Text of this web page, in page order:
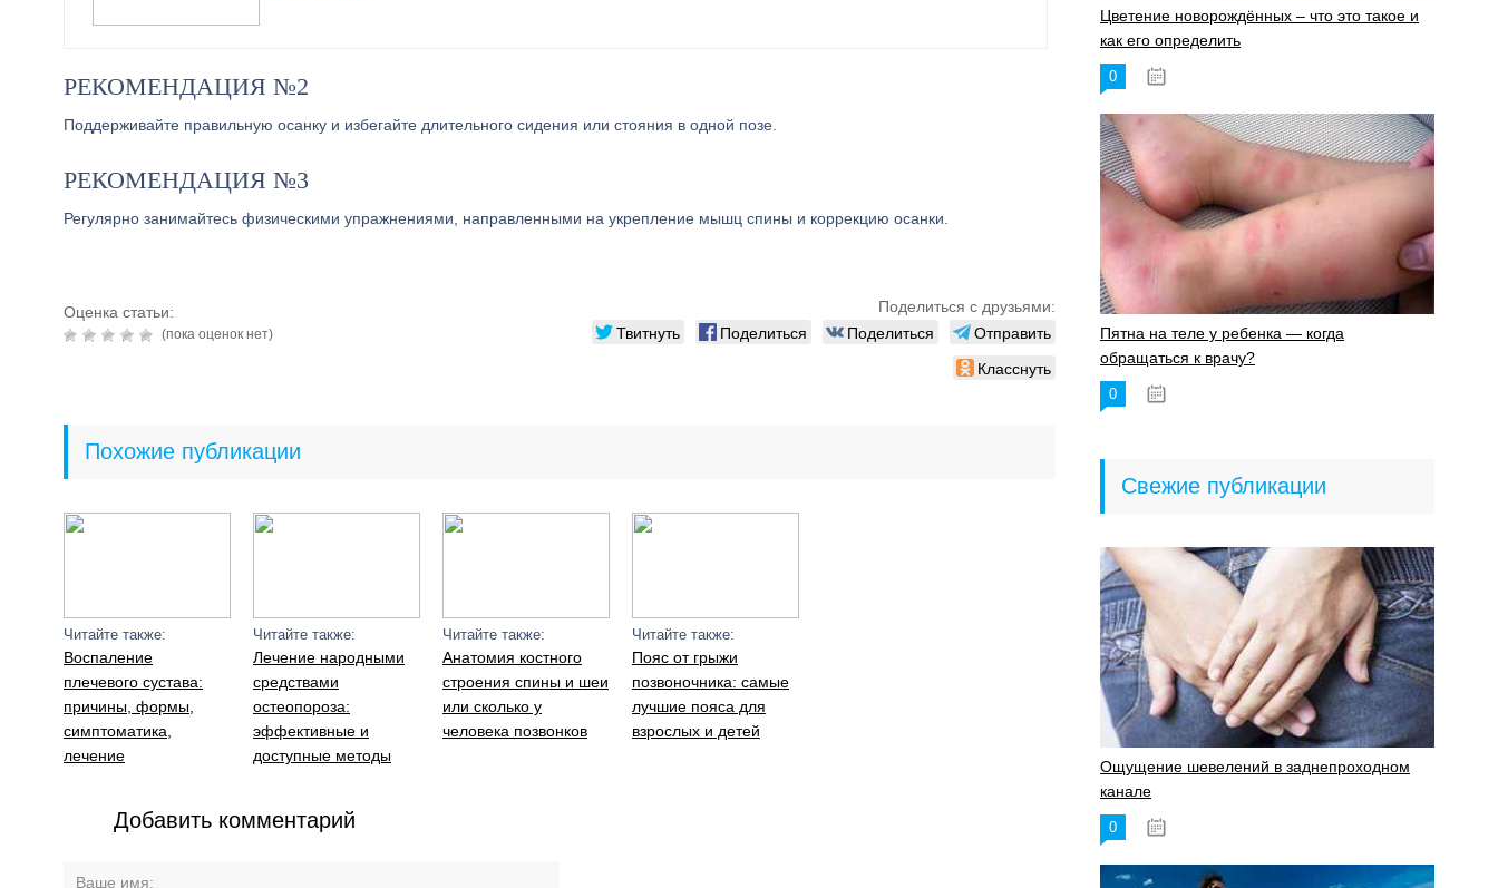
РЕКОМЕНДАЦИЯ №2
Поддерживайте правильную осанку и избегайте длительного сидения или стояния в одной позе.
РЕКОМЕНДАЦИЯ №3
Регулярно занимайтесь физическими упражнениями, направленными на укрепление мышц спины и коррекцию осанки.
Оценка статьи:
(пока оценок нет)
Поделиться с друзьями:
Твитнуть Поделиться Поделиться
Отправить
Класснуть
Похожие публикации
Читайте также:
Воспаление
плечевого сустава:
причины, формы,
симптоматика,
лечение
Читайте также:
Лечение народными
средствами
остеопороза:
эффективные и
доступные методы
Читайте также:
Анатомия костного
строения спины и шеи
или сколько у
человека позвонков
Читайте также:
Пояс от грыжи
позвоночника: самые
лучшие пояса для
взрослых и детей
Добавить комментарий
Цветение новорождённых – что это такое и
как его определить
0
Пятна на теле у ребенка — когда
обращаться к врачу?
0
Свежие публикации
Ощущение шевелений в заднепроходном
канале
0